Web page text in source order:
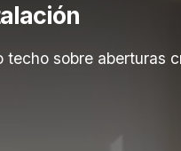
techo sobre aberturas